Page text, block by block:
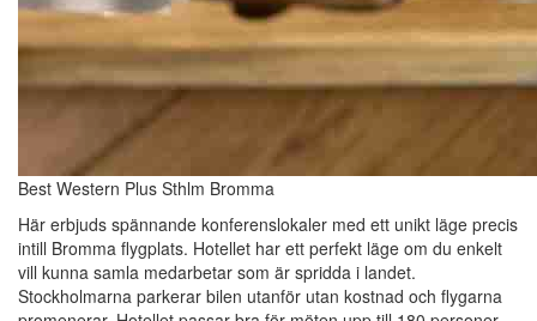
Best Western Plus Sthlm Bromma
Här erbjuds spännande konferenslokaler med ett unikt läge precis
intill Bromma flygplats. Hotellet har ett perfekt läge om du enkelt
vill kunna samla medarbetar som är spridda i landet.
Stockholmarna parkerar bilen utanför utan kostnad och flygarna